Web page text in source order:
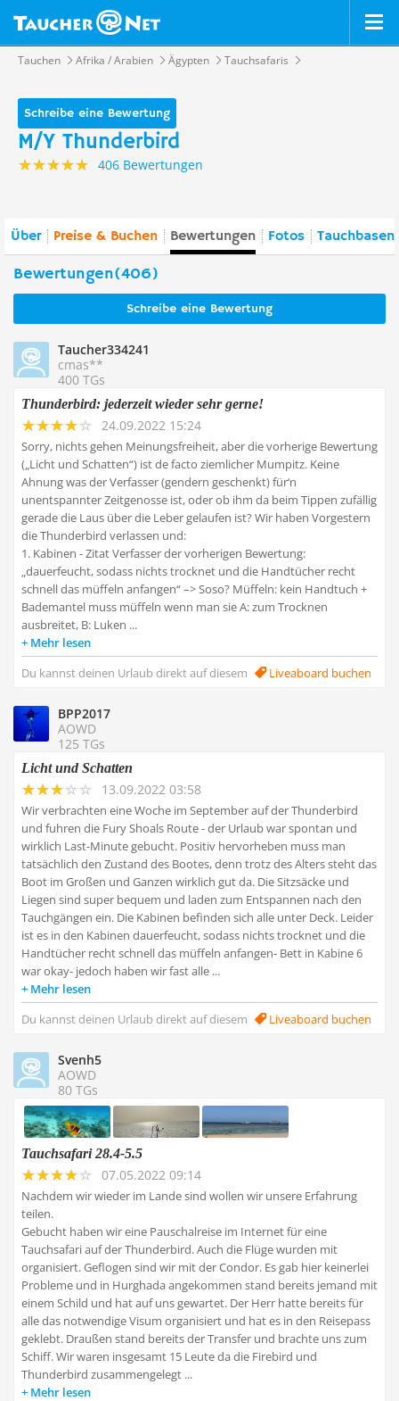
Tauchen Afrika / Arabien Ägypten Tauchsafaris
Schreibe eine Bewertung
M/Y Thunderbird
406 Bewertungen
Über Preise & Buchen Bewertungen Fotos
Bewertungen(406)
Schreibe eine Bewertung
Taucher334241
cmas**
400 TGs
Thunderbird: jederzeit wieder sehr gerne!
24.09.2022 15:24
Sorry, nichts gehen Meinungsfreiheit, aber die vorherige Bewertung
(„Licht und Schatten“) ist de facto ziemlicher Mumpitz. Keine
Ahnung was der Verfasser (gendern geschenkt) für‘n
unentspannter Zeitgenosse ist, oder ob ihm da beim Tippen zufällig
gerade die Laus über die Leber gelaufen ist? Wir haben Vorgestern
die Thunderbird verlassen und:
1. Kabinen - Zitat Verfasser der vorherigen Bewertung:
„dauerfeucht, sodass nichts trocknet und die Handtücher recht
schnell das müffeln anfangen“ –> Soso? Müffeln: kein Handtuch +
Bademantel muss müffeln wenn man sie A: zum Trocknen
ausbreitet, B: Luken ...
Mehr lesen
Du kannst deinen Urlaub direkt auf diesem
Liveaboard buchen
BPP2017
AOWD
125 TGs
Licht und Schatten
13.09.2022 03:58
Wir verbrachten eine Woche im September auf der Thunderbird
und fuhren die Fury Shoals Route - der Urlaub war spontan und
wirklich Last-Minute gebucht. Positiv hervorheben muss man
tatsächlich den Zustand des Bootes, denn trotz des Alters steht das
Boot im Großen und Ganzen wirklich gut da. Die Sitzsäcke und
Liegen sind super bequem und laden zum Entspannen nach den
Tauchgängen ein. Die Kabinen befinden sich alle unter Deck. Leider
ist es in den Kabinen dauerfeucht, sodass nichts trocknet und die
Handtücher recht schnell das müffeln anfangen- Bett in Kabine 6
war okay- jedoch haben wir fast alle ...
Mehr lesen
Du kannst deinen Urlaub direkt auf diesem
Liveaboard buchen
Svenh5
AOWD
80 TGs
Tauchsafari 28.4-5.5
07.05.2022 09:14
Nachdem wir wieder im Lande sind wollen wir unsere Erfahrung
teilen.
Gebucht haben wir eine Pauschalreise im Internet für eine
Tauchsafari auf der Thunderbird. Auch die Flüge wurden mit
organisiert. Geflogen sind wir mit der Condor. Es gab hier keinerlei
Probleme und in Hurghada angekommen stand bereits jemand mit
einem Schild und hat auf uns gewartet. Der Herr hatte bereits für
alle das notwendige Visum organisiert und hat es in den Reisepass
geklebt. Draußen stand bereits der Transfer und brachte uns zum
Schiff. Wir waren insgesamt 15 Leute da die Firebird und
Thunderbird zusammengelegt ...
Mehr lesen